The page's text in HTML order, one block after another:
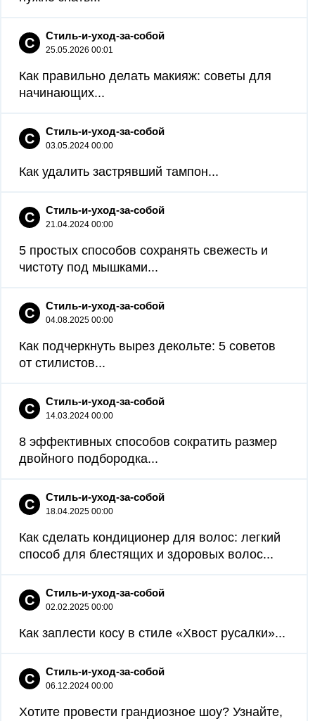
С Стиль-и-уход-за-собой
25.05.2026 00:01
Как правильно делать макияж: советы для
начинающих...
С Стиль-и-уход-за-собой
03.05.2024 00:00
Как удалить застрявший тампон...
С Стиль-и-уход-за-собой
21.04.2024 00:00
5 простых способов сохранять свежесть и
чистоту под мышками...
С Стиль-и-уход-за-собой
04.08.2025 00:00
Как подчеркнуть вырез декольте: 5 советов
от стилистов...
С Стиль-и-уход-за-собой
14.03.2024 00:00
8 эффективных способов сократить размер
двойного подбородка...
С Стиль-и-уход-за-собой
18.04.2025 00:00
Как сделать кондиционер для волос: легкий
способ для блестящих и здоровых волос...
С Стиль-и-уход-за-собой
02.02.2025 00:00
Как заплести косу в стиле «Хвост русалки»...
С Стиль-и-уход-за-собой
06.12.2024 00:00
Хотите провести грандиозное шоу? Узнайте,